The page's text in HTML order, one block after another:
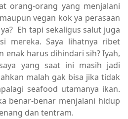
orang-orang yang menjalani
vegan kok ya perasaan
Eh tapi sekaligus salut juga
mereka. Saya lihatnya ribet
enak harus dihindari sih? Iyah,
yang saat ini masih jadi
malah gak bisa jika tidak
seafood utamanya ikan.
benar-benar menjalani hidup
dan tentram.